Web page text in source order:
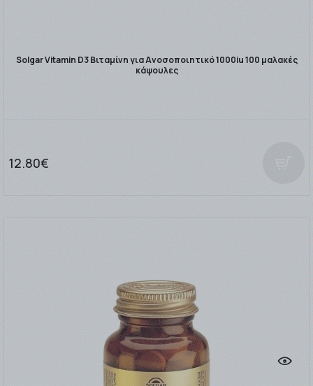
Solgar Vitamin D3 Βιταμίνη για Ανοσοποιητικό 1000iu 100 μαλακές
κάψουλες
12.80€